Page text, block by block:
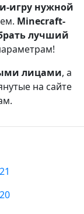
игру нужной
Minecraft-
лучший
лицами, а
на сайте